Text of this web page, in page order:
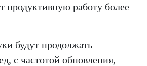
продуктивную работу более
будут продолжать
с частотой обновления,